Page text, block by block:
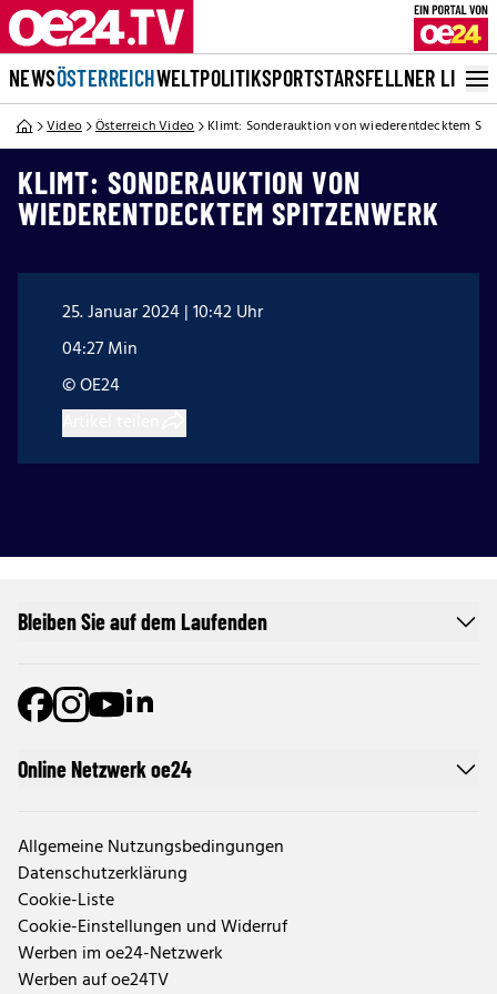
NEWSÖSTERREICHWELTPOLITIKSPORTSTARSFELLNER LIVE
Video Österreich Video Klimt: Sonderauktion von wiederentdecktem
KLIMT: SONDERAUKTION VON
WIEDERENTDECKTEM SPITZENWERK
25. Januar 2024 | 10:42 Uhr
04:27 Min
© OE24
Online Netzwerk oe24
Allgemeine Nutzungsbedingungen
Datenschutzerklärung
Cookie-Liste
Cookie-Einstellungen und Widerruf
Werben im oe24-Netzwerk
Werben auf oe24TV
Bleiben Sie auf dem Laufenden